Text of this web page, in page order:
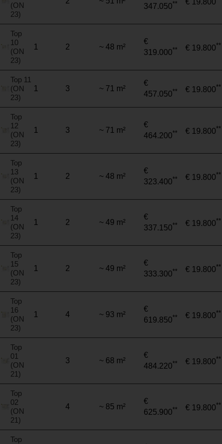
(ON
23)
347.050** € 19.800
Top
10
(ON
23)
1 2 ~ 48 m²
€
319.000** € 19.800**
Top 11
(ON
23)
1 3 ~ 71 m²
€
457.050** € 19.800**
Top
12
(ON
23)
1 3 ~ 71 m²
€
464.200** € 19.800**
Top
13
(ON
23)
1 2 ~ 48 m²
€
323.400** € 19.800**
Top
14
(ON
23)
1 2 ~ 49 m²
€
337.150** € 19.800**
Top
15
(ON
23)
1 2 ~ 49 m²
€
333.300** € 19.800**
Top
16
(ON
23)
1 4 ~ 93 m²
€
619.850** € 19.800**
Top
01
(ON
21)
3 ~ 68 m²
€
484.220** € 19.800**
Top
02
(ON
21)
4 ~ 85 m²
€
625.900** € 19.800**
Top